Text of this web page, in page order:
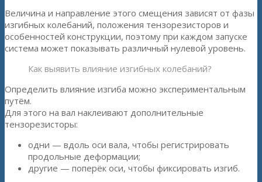
Величина и направление этого смещения зависят от фазы
изгибных колебаний, положения тензорезисторов и
особенностей конструкции, поэтому при каждом запуске
система может показывать различный нулевой уровень.
Как выявить влияние изгибных колебаний?
Определить влияние изгиба можно экспериментальным
путём.
Для этого на вал наклеивают дополнительные
тензорезисторы:
одни — вдоль оси вала, чтобы регистрировать
продольные деформации;
другие — поперёк оси, чтобы фиксировать изгиб.